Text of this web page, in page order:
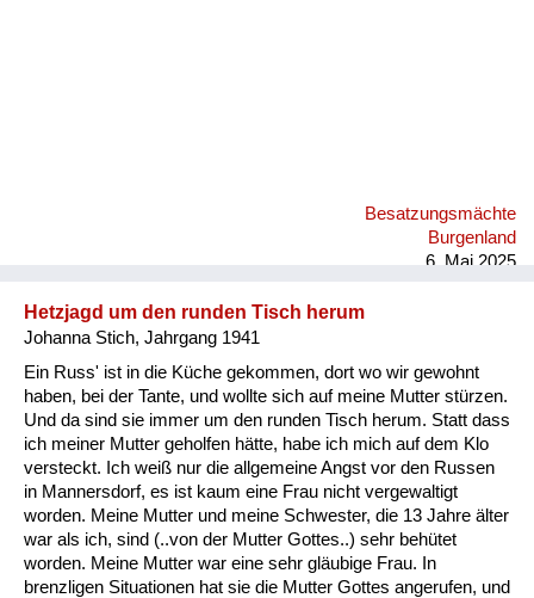
Besatzungsmächte
Burgenland
6. Mai 2025
Hetzjagd um den runden Tisch herum
Johanna Stich, Jahrgang 1941
Ein Russ' ist in die Küche gekommen, dort wo wir gewohnt
haben, bei der Tante, und wollte sich auf meine Mutter stürzen.
Und da sind sie immer um den runden Tisch herum. Statt dass
ich meiner Mutter geholfen hätte, habe ich mich auf dem Klo
versteckt. Ich weiß nur die allgemeine Angst vor den Russen
in Mannersdorf, es ist kaum eine Frau nicht vergewaltigt
worden. Meine Mutter und meine Schwester, die 13 Jahre älter
war als ich, sind (..von der Mutter Gottes..) sehr behütet
worden. Meine Mutter war eine sehr gläubige Frau. In
brenzligen Situationen hat sie die Mutter Gottes angerufen, und